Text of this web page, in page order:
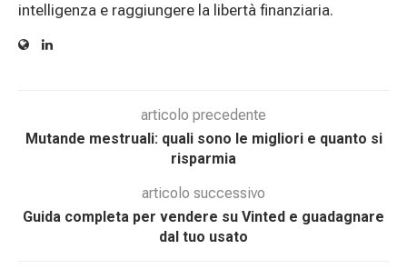
intelligenza e raggiungere la libertà finanziaria.
articolo precedente
Mutande mestruali: quali sono le migliori e quanto si
risparmia
articolo successivo
Guida completa per vendere su Vinted e guadagnare
dal tuo usato